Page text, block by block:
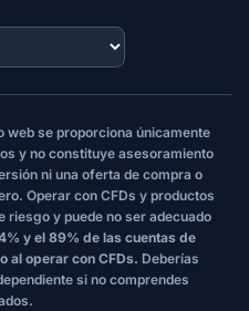
web se proporciona únicamente
y no constituye asesoramiento
ni una oferta de compra o
Operar con CFDs y productos
riesgo y puede no ser adecuado
y el 89% de las cuentas de
al operar con CFDs. Deberías
si no comprendes